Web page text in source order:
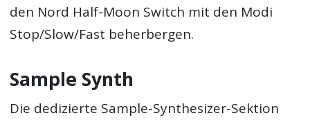
den Nord Half-Moon Switch mit den Modi
Stop/Slow/Fast beherbergen.
Sample Synth
Die dedizierte Sample-Synthesizer-Sektion